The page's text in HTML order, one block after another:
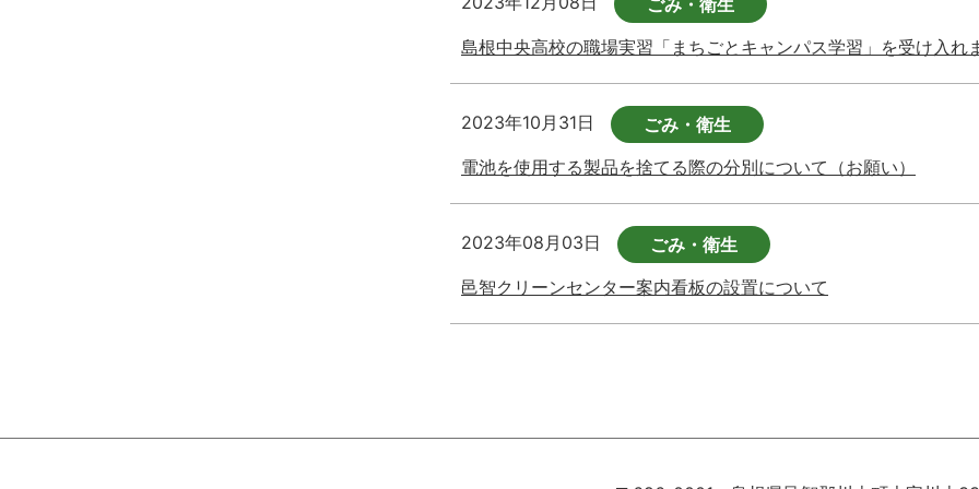
ごみ・衛生
島根中央高校の職場実習「まちごとキャンパス学習」を受け入れ
2023年10月31日
ごみ・衛生
電池を使用する製品を捨てる際の分別について（お願い）
2023年08月03日
ごみ・衛生
邑智クリーンセンター案内看板の設置について